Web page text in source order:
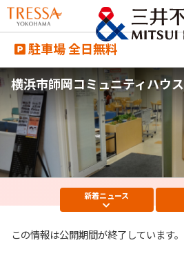
駐車場 全日無料
横浜市師岡コミュニティハウス
新着ニュース
この情報は公開期間が終了しています。